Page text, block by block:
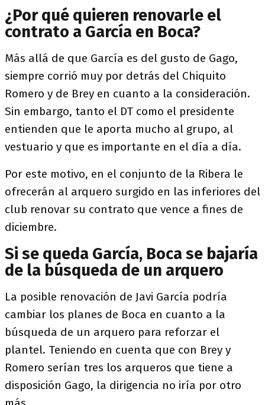
¿Por qué quieren renovarle el
contrato a García en Boca?
Más allá de que García es del gusto de Gago,
siempre corrió muy por detrás del Chiquito
Romero y de Brey en cuanto a la consideración.
Sin embargo, tanto el DT como el presidente
entienden que le aporta mucho al grupo, al
vestuario y que es importante en el día a día.
Por este motivo, en el conjunto de la Ribera le
ofrecerán al arquero surgido en las inferiores del
club renovar su contrato que vence a fines de
diciembre.
Si se queda García, Boca se bajaría
de la búsqueda de un arquero
La posible renovación de Javi García podría
cambiar los planes de Boca en cuanto a la
búsqueda de un arquero para reforzar el
plantel. Teniendo en cuenta que con Brey y
Romero serían tres los arqueros que tiene a
disposición Gago, la dirigencia no iría por otro